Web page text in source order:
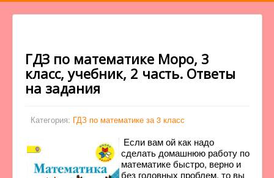
ГДЗ по математике Моро, 3
класс, учебник, 2 часть. Ответы
на задания
Категория: ГДЗ по математике за 3 класс
Если вам ой как надо
сделать домашнюю работу по
математике быстро, верно и
без головных проблем, то вы